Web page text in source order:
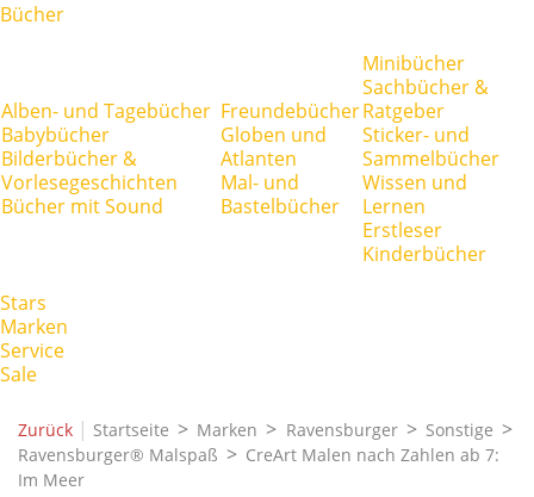
Bücher
Alben- und Tagebücher
Babybücher
Bilderbücher &
Vorlesegeschichten
Bücher mit Sound
Freundebücher
Globen und
Atlanten
Mal- und
Bastelbücher
Minibücher
Sachbücher &
Ratgeber
Sticker- und
Sammelbücher
Wissen und
Lernen
Erstleser
Kinderbücher
Stars
Marken
Service
Sale
Zurück | Startseite Marken Ravensburger
Sonstige
Ravensburger® Malspaß
CreArt Malen nach Zahlen ab 7:
Im Meer